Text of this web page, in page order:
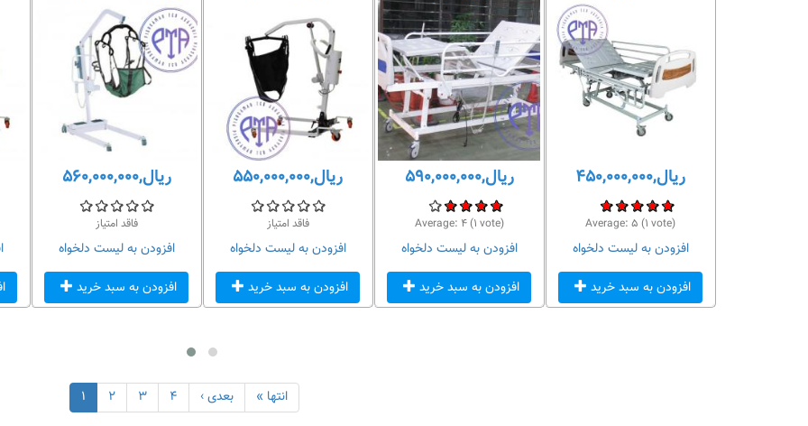
ریال,۵۶۰,۰۰۰,۰۰۰
فاقد امتیاز
افزودن به لیست دلخواه
افزودن به سبد خرید
ریال,۵۵۰,۰۰۰,۰۰۰
فاقد امتیاز
افزودن به لیست دلخواه
افزودن به سبد خرید
ریال,۵۹۰,۰۰۰,۰۰۰
Average: ۴(۱ vote)
افزودن به لیست دلخواه
افزودن به سبد خرید
ریال,۴۵۰,۰۰۰,۰۰۰
Average: ۵ (۱ vote)
افزودن به لیست دلخواه
افزودن به سبد خرید
۱ ۲ ۳ ۴ بعدی › انتها »